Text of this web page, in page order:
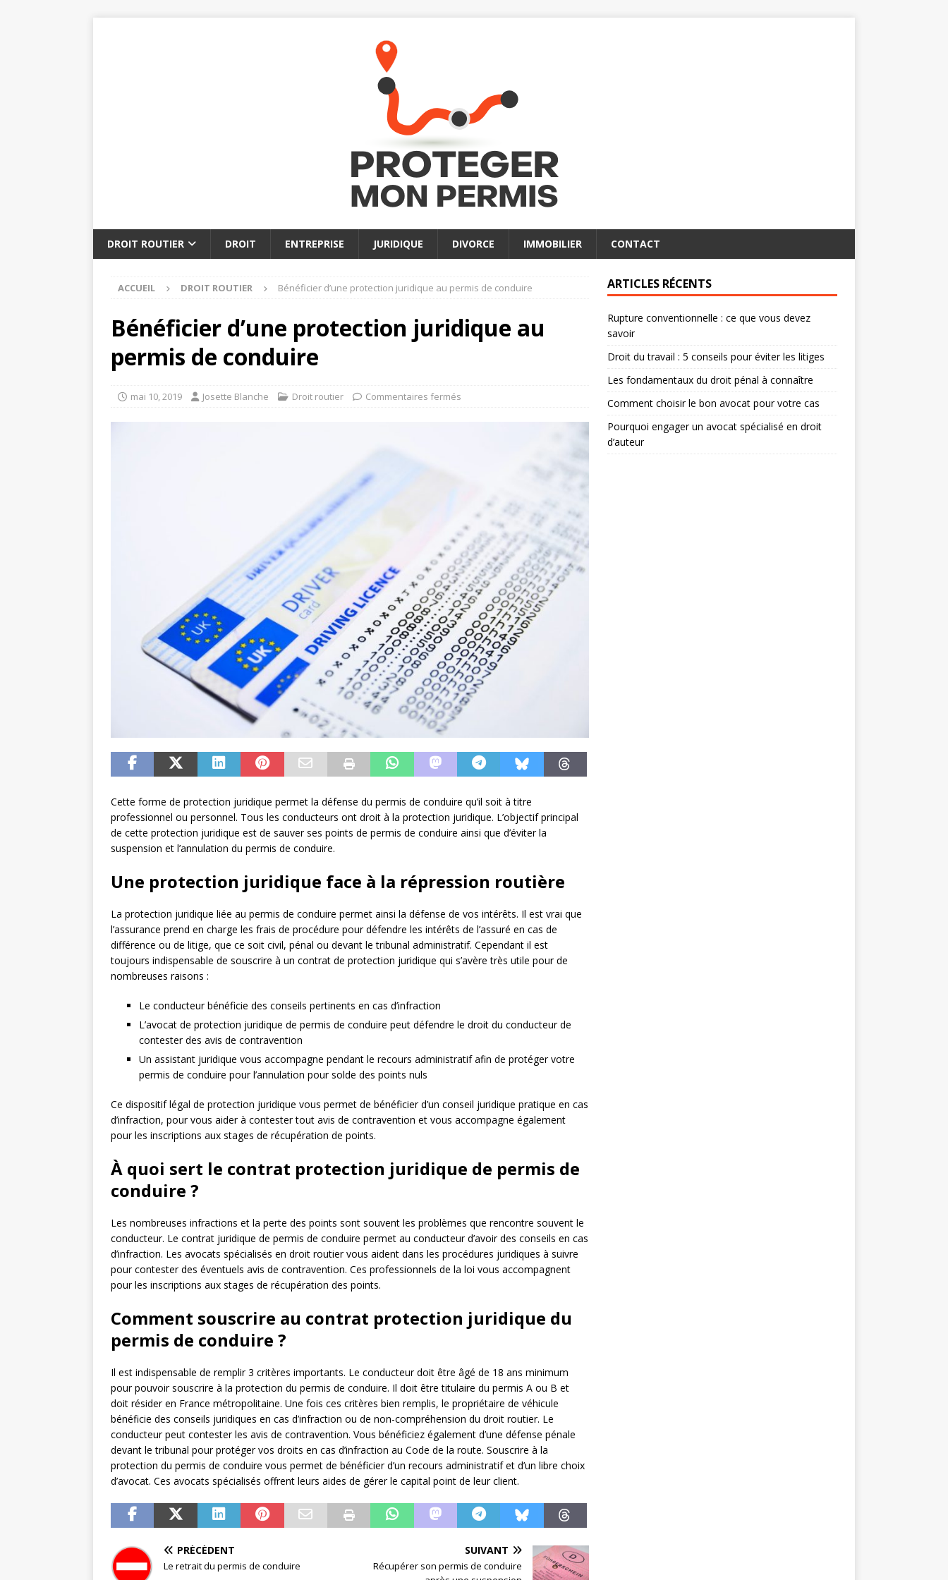
DROIT ROUTIER DROIT ENTREPRISE JURIDIQUE DIVORCE IMMOBILIER CONTACT
ACCUEIL DROIT ROUTIER Bénéficier d’une protection juridique au permis de conduire
Bénéficier d’une protection juridique au
permis de conduire
mai 10, 2019 Josette Blanche Droit routier Commentaires fermés
Cette forme de protection juridique permet la défense du permis de conduire qu’il soit à titre
professionnel ou personnel. Tous les conducteurs ont droit à la protection juridique. L’objectif principal
de cette protection juridique est de sauver ses points de permis de conduire ainsi que d’éviter la
suspension et l’annulation du permis de conduire.
Une protection juridique face à la répression routière
La protection juridique liée au permis de conduire permet ainsi la défense de vos intérêts. Il est vrai que
l’assurance prend en charge les frais de procédure pour défendre les intérêts de l’assuré en cas de
différence ou de litige, que ce soit civil, pénal ou devant le tribunal administratif. Cependant il est
toujours indispensable de souscrire à un contrat de protection juridique qui s’avère très utile pour de
nombreuses raisons :
Le conducteur bénéficie des conseils pertinents en cas d’infraction
L’avocat de protection juridique de permis de conduire peut défendre le droit du conducteur de
contester des avis de contravention
Un assistant juridique vous accompagne pendant le recours administratif afin de protéger votre
permis de conduire pour l’annulation pour solde des points nuls
Ce dispositif légal de protection juridique vous permet de bénéficier d’un conseil juridique pratique en cas
d’infraction, pour vous aider à contester tout avis de contravention et vous accompagne également
pour les inscriptions aux stages de récupération de points.
À quoi sert le contrat protection juridique de permis de
conduire ?
Les nombreuses infractions et la perte des points sont souvent les problèmes que rencontre souvent le
conducteur. Le contrat juridique de permis de conduire permet au conducteur d’avoir des conseils en cas
d’infraction. Les avocats spécialisés en droit routier vous aident dans les procédures juridiques à suivre
pour contester des éventuels avis de contravention. Ces professionnels de la loi vous accompagnent
pour les inscriptions aux stages de récupération des points.
Comment souscrire au contrat protection juridique du
permis de conduire ?
Il est indispensable de remplir 3 critères importants. Le conducteur doit être âgé de 18 ans minimum
pour pouvoir souscrire à la protection du permis de conduire. Il doit être titulaire du permis A ou B et
doit résider en France métropolitaine. Une fois ces critères bien remplis, le propriétaire de véhicule
bénéficie des conseils juridiques en cas d’infraction ou de non-compréhension du droit routier. Le
conducteur peut contester les avis de contravention. Vous bénéficiez également d’une défense pénale
devant le tribunal pour protéger vos droits en cas d’infraction au Code de la route. Souscrire à la
protection du permis de conduire vous permet de bénéficier d’un recours administratif et d’un libre choix
d’avocat. Ces avocats spécialisés offrent leurs aides de gérer le capital point de leur client.
PRÉCÉDENT
Le retrait du permis de conduire
SUIVANT
Récupérer son permis de conduire
ARTICLES RÉCENTS
Rupture conventionnelle : ce que vous devez
savoir
Droit du travail : 5 conseils pour éviter les litiges
Les fondamentaux du droit pénal à connaître
Comment choisir le bon avocat pour votre cas
Pourquoi engager un avocat spécialisé en droit
d’auteur